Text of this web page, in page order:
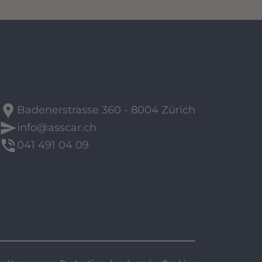
location_pin Badenerstrasse 360 - 8004 Zürich
sendinfo@asscar.ch
phone_in_talk 041 491 04 09